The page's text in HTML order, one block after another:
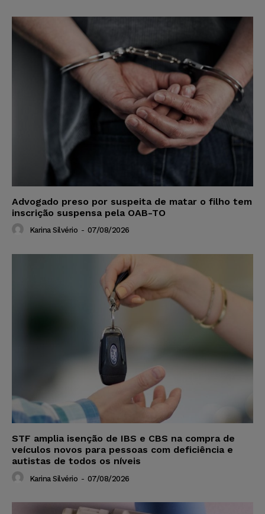
Advogado preso por suspeita de matar o filho tem
inscrição suspensa pela OAB-TO
Karina Silvério - 07/08/2026
STF amplia isenção de IBS e CBS na compra de
veículos novos para pessoas com deficiência e
autistas de todos os níveis
Karina Silvério - 07/08/2026